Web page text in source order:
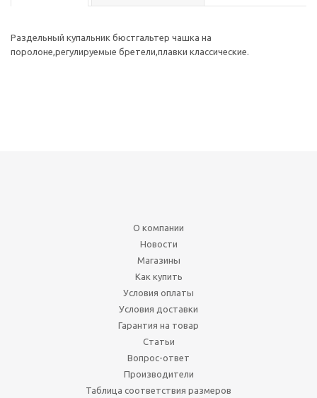
Раздельный купальник бюстгальтер чашка на
поролоне,регулируемые бретели,плавки классические.
О компании
Новости
Магазины
Как купить
Условия оплаты
Условия доставки
Гарантия на товар
Статьи
Вопрос-ответ
Производители
Таблица соответствия размеров